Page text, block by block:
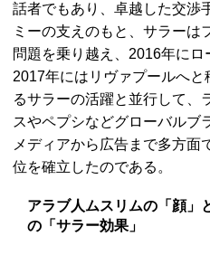
話者でもあり、卓越した交渉
ミーの支えのもと、サラーは
問題を乗り越え、2016年に
2017年にはリヴァプールへ
るサラーの活躍と並行して、
スやペプシなどグローバルブ
メディアから広告まで多方面
位を確立したのである。
アラブ人ムスリムの「顔」
の「サラー効果」